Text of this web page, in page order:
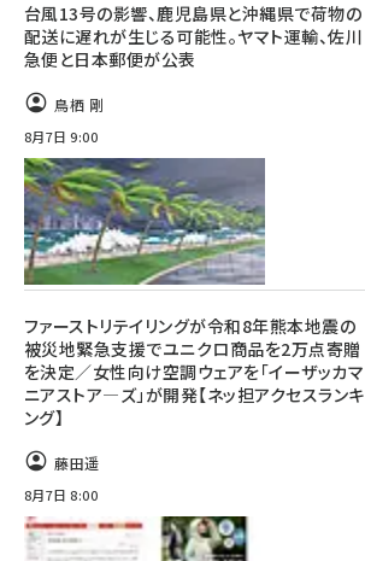
台風13号の影響、鹿児島県と沖縄県で荷物の
配送に遅れが生じる可能性。ヤマト運輸、佐川
急便と日本郵便が公表
鳥栖 剛
8月7日 9:00
ファーストリテイリングが令和8年熊本地震の
被災地緊急支援でユニクロ商品を2万点寄贈
を決定／女性向け空調ウェアを「イーザッカマ
ニアストア―ズ」が開発【ネッ担アクセスランキ
ング】
藤田遥
8月7日 8:00